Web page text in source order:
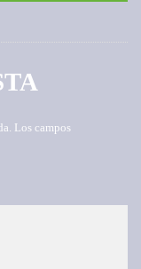
Los campos